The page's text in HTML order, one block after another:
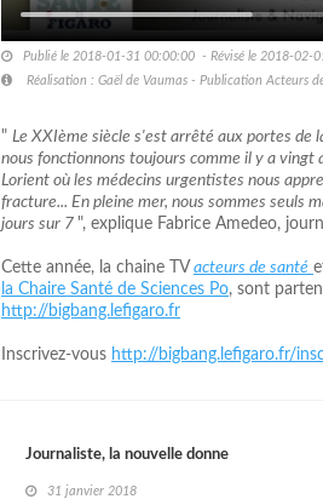
Publié le 2018-01-31 00:00:00 - Révisé le 2018-02-
Réalisation : Gaël de Vaumas - Publication Acteurs
" Le XXIème siècle s'est arrêté aux portes de
nous fonctionnons toujours comme il y a vingt
Lorient où les médecins urgentistes nous
fracture... En pleine mer, nous sommes seuls
jours sur 7 ", explique Fabrice Amedeo,
Cette année, la chaine TV acteurs de santé
la Chaire Santé de Sciences Po, sont
http://bigbang.lefigaro.fr
Inscrivez-vous http://bigbang.lefigaro.fr/
Journaliste, la nouvelle donne
31 janvier 2018